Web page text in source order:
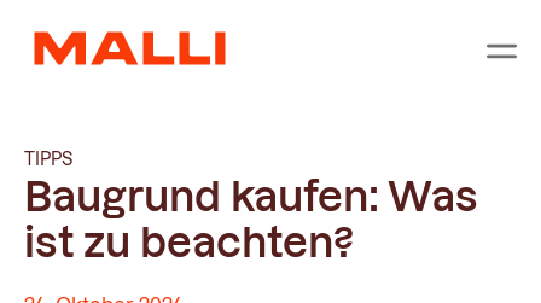
TIPPS
Baugrund kaufen: Was
ist zu beachten?